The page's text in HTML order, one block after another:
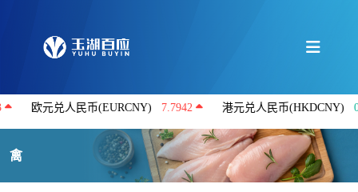
元兑人民币(EURCNY) 7.7942 港元兑人民币(HKDCNY) 0.8622
禽